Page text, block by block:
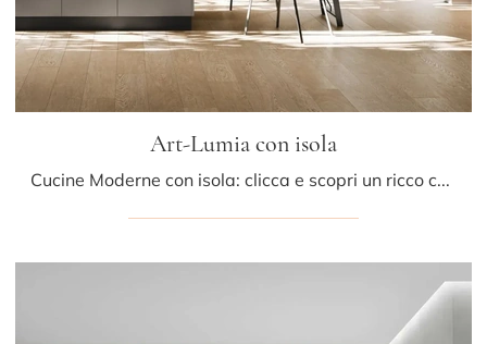
Art-Lumia con isola
Cucine Moderne con isola: clicca e scopri un ricco catalogo di soluzioni del brand Stosa, tra cui il modello Art-Lumia con isola.